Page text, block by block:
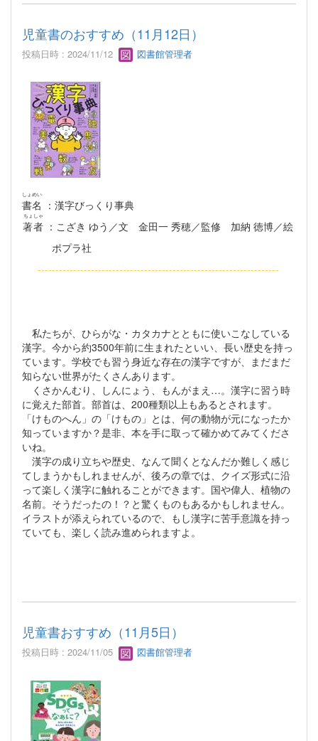
児童書のおすすめ（11月12日）
投稿日時 : 2024/11/12 図書館管理者
書名
しょめい
：漢字びっくり事典
著者
ちょしゃ
：こざき ゆう／文 金田一 秀穂／監修 加納 徳博／絵
ポプラ社
--------------------------------------------------------------------
私たちが、ひらがな・カタカナとともに使いこなしている
漢字。今から約3500年前に生まれたといい、長い歴史を持っ
ています。学校でも習う身近な存在の漢字ですが、まだまだ
知らない世界がたくさんあります。
くさかんむり、しんにょう、もんがまえ…。漢字に習う時
に覚えた部首。部首は、200種類以上もあるとされます。
「けものへん」の「けもの」とは、何の動物が元になったか
知っていますか？是非、本を手に取って確かめてみてくださ
いね。
漢字の成り立ちや歴史、なんて聞くとなんだか難しく感じ
てしまうかもしれませんが、後ろの章では、クイズ形式に沿
って楽しく漢字に触れることができます。国や偉人、植物の
名前。そうだったの！？と驚くものもあるかもしれません。
イラストが添えられているので、もし漢字に苦手意識を持っ
ていても、楽しく読み進められますよ。
児童書おすすめ（11月5日）
投稿日時 : 2024/11/05 図書館管理者